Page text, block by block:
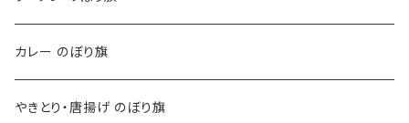
カレー のぼり旗
やきとり・唐揚げ のぼり旗